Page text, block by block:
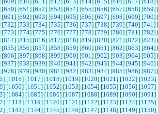
[650] [651 ] [652] [653] [654] [655] [656] [657] [658] [659]
[691 ] [692] [693] [694] [695] [696] [697] [698] [699] [700]
[732] [733] [734] [735] [736] [737] [738] [739] [740] [741 ]
[773] [774] [775] [776] [777] [778] [779] [780] [781 ] [782]
[814] [815] [816] [817] [818] [819] [820] [821 ] [822] [823]
[855] [856] [857] [858] [859] [860] [861 ] [862] [863] [864]
[896] [897] [898] [899] [900] [901 ] [902] [903] [904] [905]
[937] [938] [939] [940] [941 ] [942] [943] [944] [945] [946]
[978] [979] [980] [981 ] [982] [983] [984] [985] [986] [987]
] [1016] [1017] [1018] [1019] [1020] [1021 ] [1022] [1023]
] [1050] [1051 ] [1052] [1053] [1054] [1055] [1056] [1057]
] [1084] [1085] [1086] [1087] [1088] [1089] [1090] [1091 ]
] [1118] [1119] [1120] [1121 ] [1122] [1123] [1124] [1125]
] [1143] [1144] [1145] [1146] [1147] [1148] [1149] [1150]